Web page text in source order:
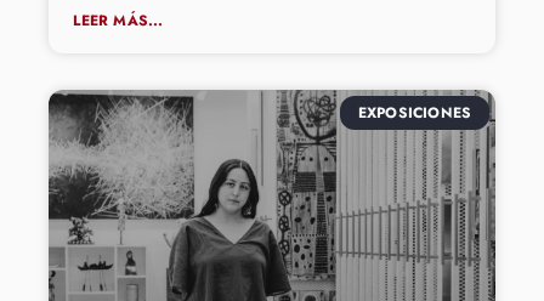
LEER MÁS...
EXPOSICIONES